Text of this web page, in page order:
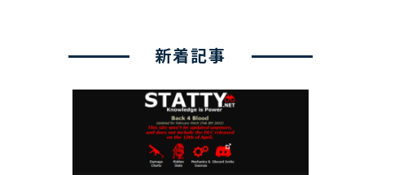
新着記事